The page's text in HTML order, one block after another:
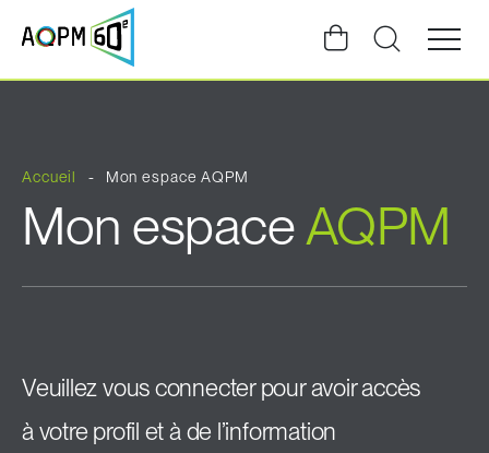
Ouvrir
la
du
Accueil Mon espace AQPM
Mon espaceAQPM
Veuillez vous connecter pour avoir accès
à votre profil et à de l’information